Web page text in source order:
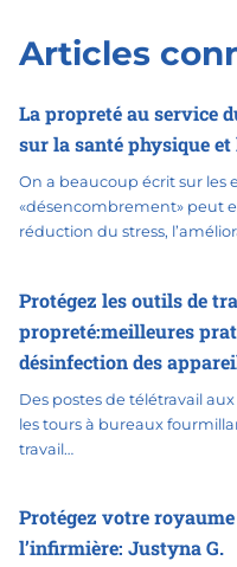
Articles
La propreté au service
sur la santé physique
On a beaucoup écrit sur les
«désencombrement» peut
réduction du stress,
Protégez les outils de
propreté:meilleures
désinfection des
Des postes de télétravail
les tours à bureaux
travail…
Protégez votre
l’infirmière: Justyna G.